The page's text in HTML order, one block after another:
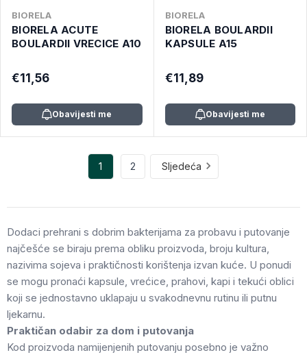
BIORELA
BIORELA ACUTE
BOULARDII VRECICE A10
€11,56
Obavijesti me
BIORELA
BIORELA BOULARDII
KAPSULE A15
€11,89
Obavijesti me
1 2 Sljedeća
Dodaci prehrani s dobrim bakterijama za probavu i putovanje
najčešće se biraju prema obliku proizvoda, broju kultura,
nazivima sojeva i praktičnosti korištenja izvan kuće. U ponudi
se mogu pronaći kapsule, vrećice, prahovi, kapi i tekući oblici
koji se jednostavno uklapaju u svakodnevnu rutinu ili putnu
ljekarnu.
Praktičan odabir za dom i putovanja
Kod proizvoda namijenjenih putovanju posebno je važno